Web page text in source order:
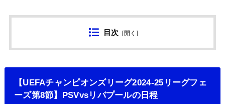
目次 [開く ]
【UEFAチャンピオンズリーグ2024-25リーグフェ
ーズ第8節】PSVvsリバプールの日程